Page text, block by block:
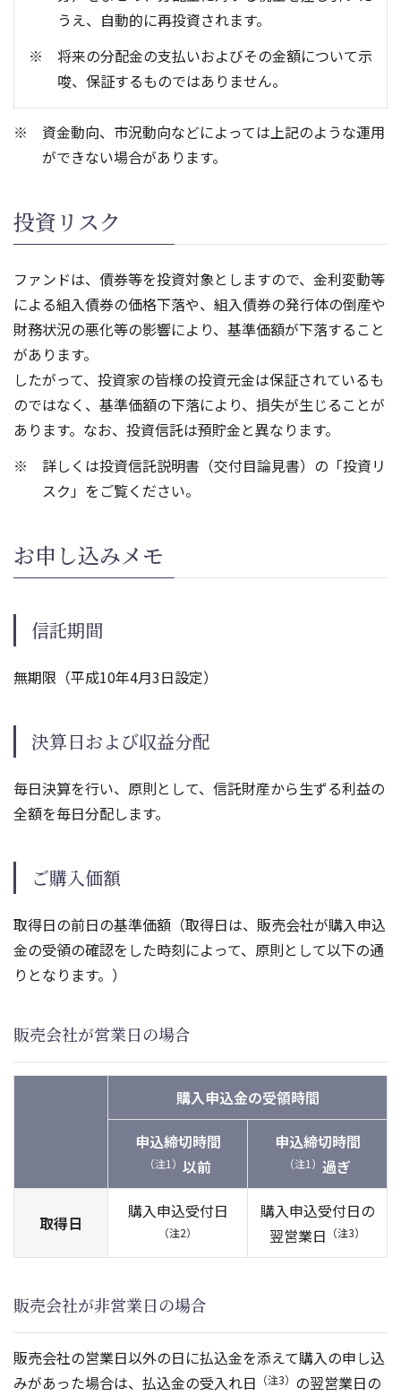
うえ、自動的に再投資されます。
将来の分配金の支払いおよびその金額について示
唆、保証するものではありません。
資金動向、市況動向などによっては上記のような運用
ができない場合があります。
投資リスク
ファンドは、債券等を投資対象としますので、金利変動等
による組入債券の価格下落や、組入債券の発行体の倒産や
財務状況の悪化等の影響により、基準価額が下落すること
があります。
したがって、投資家の皆様の投資元金は保証されているも
のではなく、基準価額の下落により、損失が生じることが
あります。なお、投資信託は預貯金と異なります。
詳しくは投資信託説明書（交付目論見書）の「投資リ
スク」をご覧ください。
お申し込みメモ
信託期間
無期限（平成10年4月3日設定）
決算日および収益分配
毎日決算を行い、原則として、信託財産から生ずる利益の
全額を毎日分配します。
ご購入価額
取得日の前日の基準価額（取得日は、販売会社が購入申込
金の受領の確認をした時刻によって、原則として以下の通
りとなります。）
販売会社が営業日の場合
購入申込金の受領時間
申込締切時間
（注1） 以前
申込締切時間
（注1） 過ぎ
取得日
購入申込受付日
（注2）
購入申込受付日の
翌営業日 （注3）
販売会社が非営業日の場合
販売会社の営業日以外の日に払込金を添えて購入の申し込
みがあった場合は、払込金の受入れ日 （注3） の翌営業日の